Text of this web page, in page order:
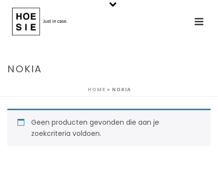
NOKIA
HOME » NOKIA
Geen producten gevonden die aan je
zoekcriteria voldoen.